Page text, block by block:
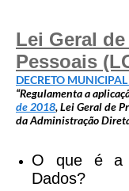
Cultura
Conselhos Municipais
Legislação
Notícias
Lei Geral
Pessoais
DECRETO
“Regulamenta a
de 2018, Lei Geral de
da Administração
O que é a
Dados?